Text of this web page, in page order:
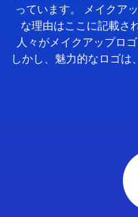
っています。 メイクア
な理由はここに記載さ
人々がメイクアップロ
しかし、魅力的なロゴは